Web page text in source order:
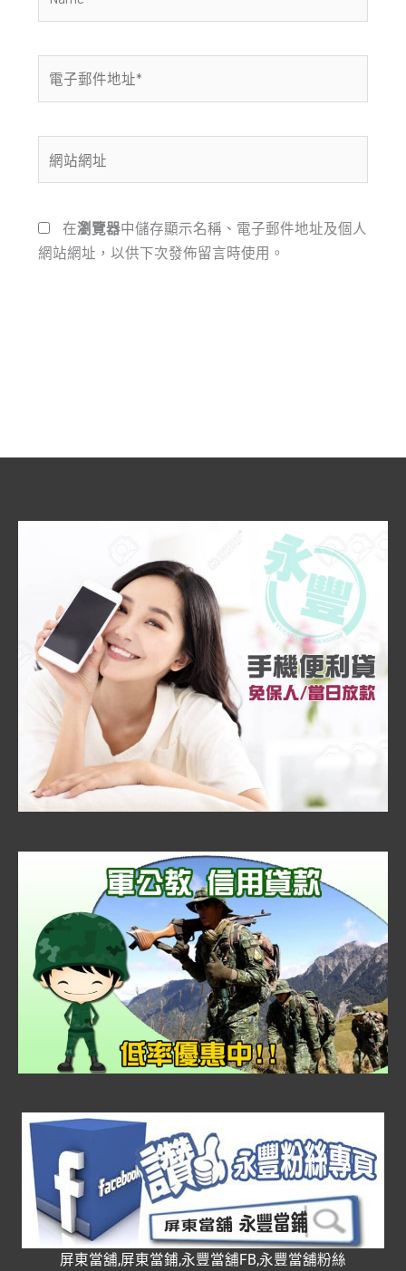
子
件
地
址
站
址
在瀏覽器中儲存顯示名稱、電子郵件地址及個人
網站網址，以供下次發佈留言時使用。
屏東當舖,屏東當鋪,永豐當舖FB,永豐當舖粉絲